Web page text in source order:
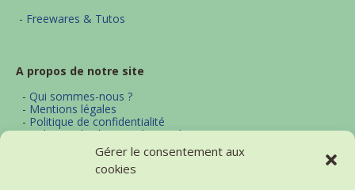
Gérer le consentement aux
cookies
- Freewares & Tutos
A propos de notre site
- Qui sommes-nous ?
- Mentions légales
- Politique de confidentialité
-Politique d'utilisation des cookies